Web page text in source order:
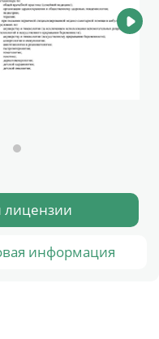
лицензии
информация